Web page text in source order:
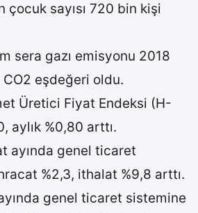
çocuk sayısı 720 bin kişi
sera gazı emisyonu 2018
CO2 eşdeğeri oldu.
Üretici Fiyat Endeksi (H-
aylık %0,80 arttı.
ayında genel ticaret
%2,3, ithalat %9,8 arttı.
genel ticaret sistemine